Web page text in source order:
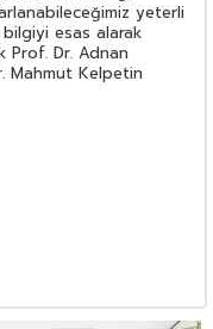
yeterli
esas alarak
Prof. Dr. Adnan
Mahmut Kelpetin